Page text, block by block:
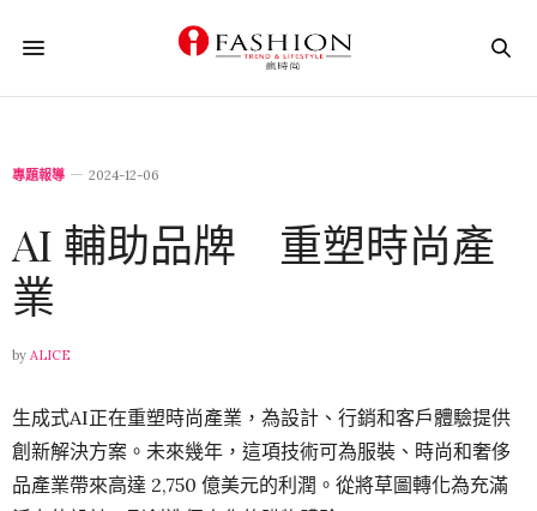
專題報導 2024-12-06
AI 輔助品牌 重塑時尚產
業
by ALICE
生成式AI正在重塑時尚產業，為設計、行銷和客戶體驗提供
創新解決方案。未來幾年，這項技術可為服裝、時尚和奢侈
品產業帶來高達 2,750 億美元的利潤。從將草圖轉化為充滿